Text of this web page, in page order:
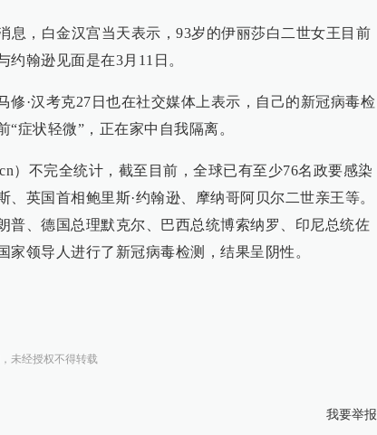
息，白金汉宫当天表示，93岁的伊丽莎白二世女王目前
翰逊见面是在3月11日。
修·汉考克27日也在社交媒体上表示，自己的新冠病毒检
症状轻微”，正在家中自我隔离。
）不完全统计，截至目前，全球已有至少76名政要感染
、英国首相鲍里斯·约翰逊、摩纳哥阿贝尔二世亲王等。
普、德国总理默克尔、巴西总统博索纳罗、印尼总统佐
家领导人进行了新冠病毒检测，结果呈阴性。
未经授权不得转载
我要举报